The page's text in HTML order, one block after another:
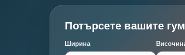
Потърсете вашите
Ширина